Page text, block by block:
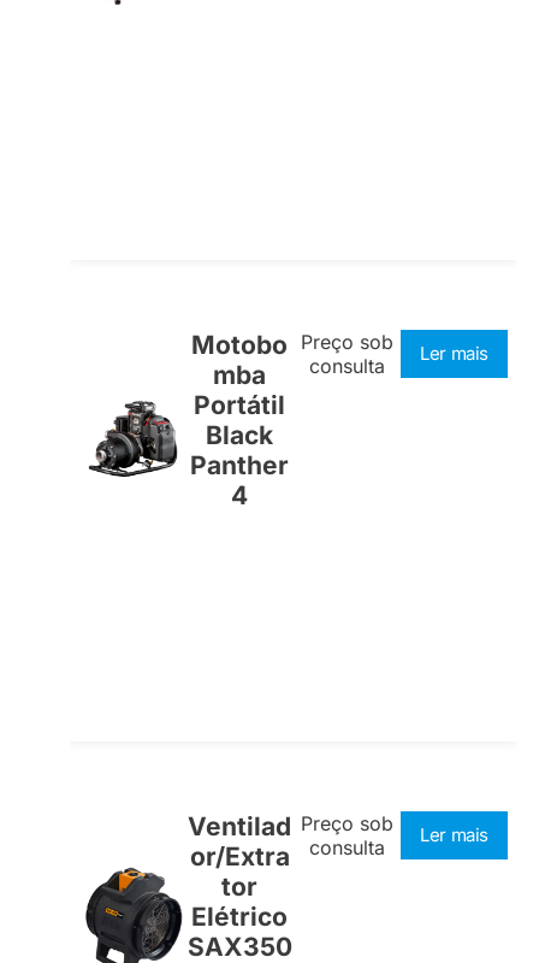
Motobo
mba
Portátil
Black
Panther
4
Preço sob
consulta
Ler mais
Ventilad
or/Extra
tor
Elétrico
SAX350
Preço sob
consulta
Ler mais